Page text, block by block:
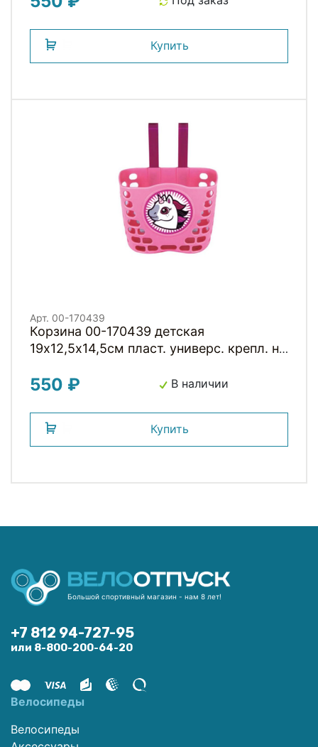
Купить
Арт. 00-170439
Корзина 00-170439 детская
19х12,5х14,5см пласт. универс. крепл. на
"ЛОШАДКА"
550 ₽ В наличии
Купить
Большой спортивный магазин - нам 8 лет!
+7 812 94-727-95
или 8-800-200-64-20
Велосипеды
Велосипеды